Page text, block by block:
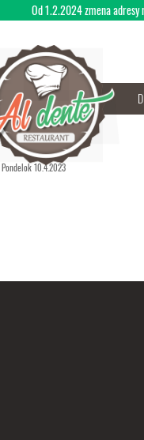
Pondelok 10.4.2023
Od 1.2.2024 zmena adresy